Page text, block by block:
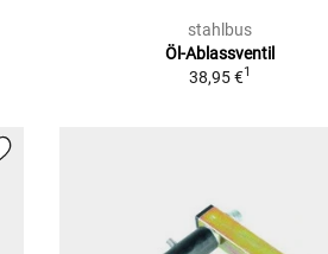
stahlbus
Öl-Ablassventil
38,95 €1